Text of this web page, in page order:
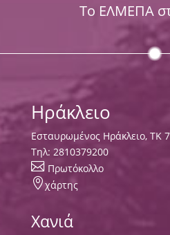
Το ΕΛΜΕΠΑ
Ηράκλειο
Εσταυρωμένος Ηράκλειο, ΤΚ
Τηλ: 2810379200
 Πρωτόκολλο
χάρτης
Χανιά